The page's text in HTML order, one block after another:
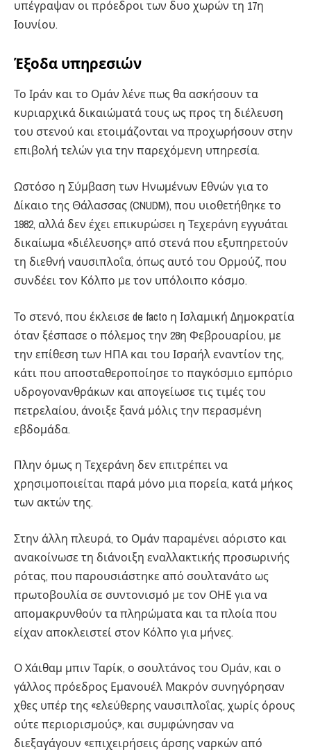
υπέγραψαν οι πρόεδροι των δυο χωρών τη 17η
Ιουνίου.
Έξοδα υπηρεσιών
Το Ιράν και το Ομάν λένε πως θα ασκήσουν τα
κυριαρχικά δικαιώματά τους ως προς τη διέλευση
του στενού και ετοιμάζονται να προχωρήσουν στην
επιβολή τελών για την παρεχόμενη υπηρεσία.
Ωστόσο η Σύμβαση των Ηνωμένων Εθνών για το
Δίκαιο της Θάλασσας (CNUDM), που υιοθετήθηκε το
1982, αλλά δεν έχει επικυρώσει η Τεχεράνη εγγυάται
δικαίωμα «διέλευσης» από στενά που εξυπηρετούν
τη διεθνή ναυσιπλοΐα, όπως αυτό του Ορμούζ, που
συνδέει τον Κόλπο με τον υπόλοιπο κόσμο.
Το στενό, που έκλεισε de facto η Ισλαμική Δημοκρατία
όταν ξέσπασε ο πόλεμος την 28η Φεβρουαρίου, με
την επίθεση των ΗΠΑ και του Ισραήλ εναντίον της,
κάτι που αποσταθεροποίησε το παγκόσμιο εμπόριο
υδρογονανθράκων και απογείωσε τις τιμές του
πετρελαίου, άνοιξε ξανά μόλις την περασμένη
εβδομάδα.
Πλην όμως η Τεχεράνη δεν επιτρέπει να
χρησιμοποιείται παρά μόνο μια πορεία, κατά μήκος
των ακτών της.
Στην άλλη πλευρά, το Ομάν παραμένει αόριστο και
ανακοίνωσε τη διάνοιξη εναλλακτικής προσωρινής
ρότας, που παρουσιάστηκε από σουλτανάτο ως
πρωτοβουλία σε συντονισμό με τον ΟΗΕ για να
απομακρυνθούν τα πληρώματα και τα πλοία που
είχαν αποκλειστεί στον Κόλπο για μήνες.
Ο Χάιθαμ μπιν Ταρίκ, ο σουλτάνος του Ομάν, και ο
γάλλος πρόεδρος Εμανουέλ Μακρόν συνηγόρησαν
χθες υπέρ της «ελεύθερης ναυσιπλοΐας, χωρίς όρους
ούτε περιορισμούς», και συμφώνησαν να
διεξαγάγουν «επιχειρήσεις άρσης ναρκών από